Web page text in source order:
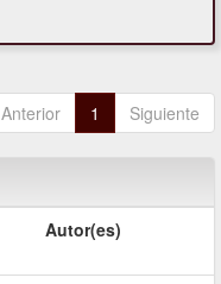
Anterior 1 Siguiente
Autor(es)